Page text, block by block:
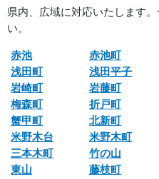
県内、広域に対応いたします
い。
赤池 赤池町
浅田町
浅田平子
岩崎町
岩藤町
梅森町
折戸町
蟹甲町
北新町
米野木台
米野木町
三本木町
竹の山
東山
藤枝町